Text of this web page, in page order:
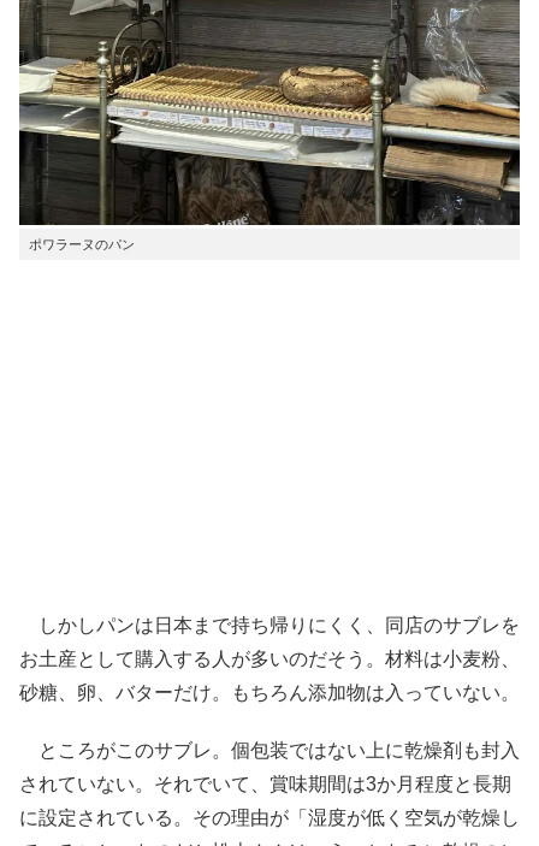
ポワラーヌのパン
しかしパンは日本まで持ち帰りにくく、同店のサブレを
お土産として購入する人が多いのだそう。材料は小麦粉、
砂糖、卵、バターだけ。もちろん添加物は入っていない。
ところがこのサブレ。個包装ではない上に乾燥剤も封入
されていない。それでいて、賞味期間は3か月程度と長期
に設定されている。その理由が「湿度が低く空気が乾燥し